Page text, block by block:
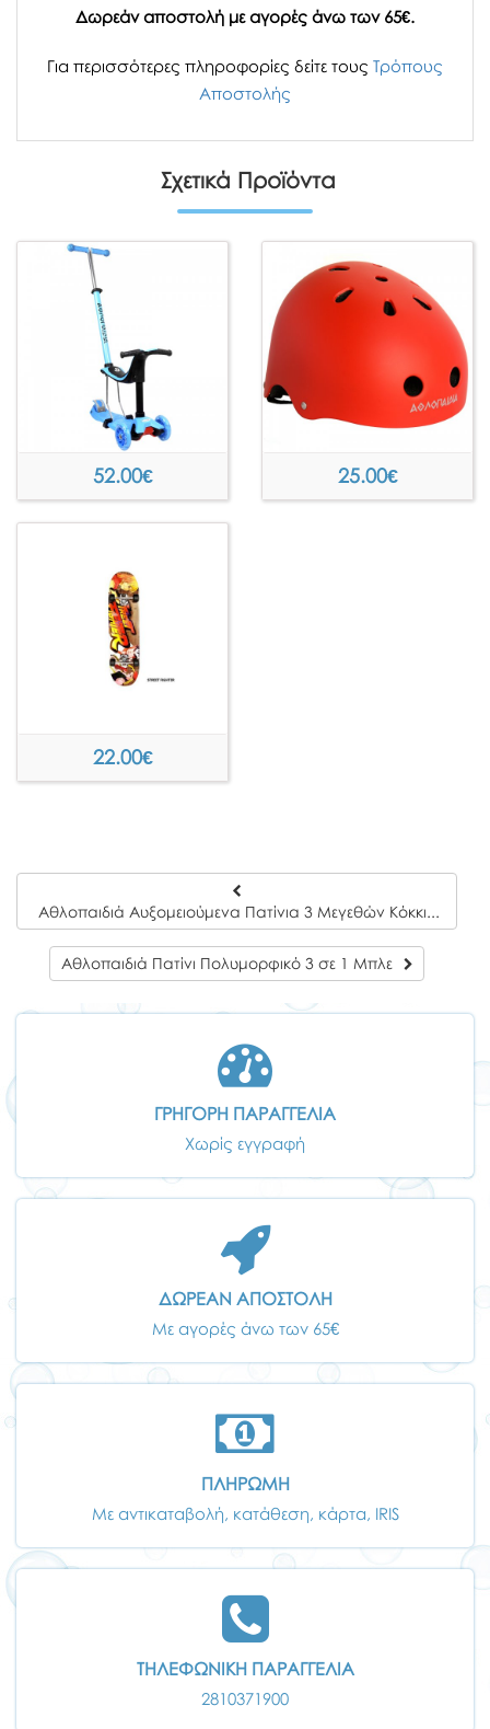
Δωρεάν αποστολή με αγορές άνω των 65€.
Για περισσότερες πληροφορίες δείτε τους Τρόπους
Αποστολής
Σχετικά Προϊόντα
52.00€ 25.00€
22.00€
Αθλοπαιδιά Αυξομειούμενα Πατίνια 3 Μεγεθών Κόκκινο/Μαύρο (Νο 31-34)
Αθλοπαιδιά Πατίνι Πολυμορφικό 3 σε 1 Μπλε
ΓΡΗΓΟΡΗ ΠΑΡΑΓΓΕΛΙΑ
Χωρίς εγγραφή
ΔΩΡΕΑΝ ΑΠΟΣΤΟΛΗ
Με αγορές άνω των 65€
ΠΛΗΡΩΜΗ
Με αντικαταβολή, κατάθεση, κάρτα, IRIS
ΤΗΛΕΦΩΝΙΚΗ ΠΑΡΑΓΓΕΛΙΑ
2810371900